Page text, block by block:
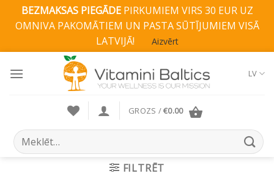
BEZMAKSAS PIEGĀDEPIRKUMIEM VIRS 30 EUR UZ
OMNIVA PAKOMĀTIEM UN PASTA SŪTĪJUMIEM VISĀ
LATVIJĀ!
Aizvērt
LV
GROZS /€0.00
Search
for:
FILTRĒT